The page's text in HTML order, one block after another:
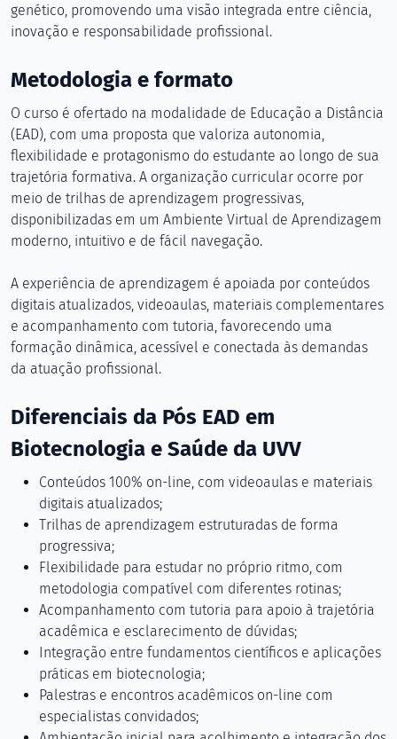
genético, promovendo uma visão integrada entre ciência,
inovação e responsabilidade profissional.
Metodologia e formato
O curso é ofertado na modalidade de Educação a Distância
(EAD), com uma proposta que valoriza autonomia,
flexibilidade e protagonismo do estudante ao longo de sua
trajetória formativa. A organização curricular ocorre por
meio de trilhas de aprendizagem progressivas,
disponibilizadas em um Ambiente Virtual de Aprendizagem
moderno, intuitivo e de fácil navegação.
A experiência de aprendizagem é apoiada por conteúdos
digitais atualizados, videoaulas, materiais complementares
e acompanhamento com tutoria, favorecendo uma
formação dinâmica, acessível e conectada às demandas
da atuação profissional.
Diferenciais da Pós EAD em
Biotecnologia e Saúde da UVV
Conteúdos 100% on-line, com videoaulas e materiais
digitais atualizados;
Trilhas de aprendizagem estruturadas de forma
progressiva;
Flexibilidade para estudar no próprio ritmo, com
metodologia compatível com diferentes rotinas;
Acompanhamento com tutoria para apoio à trajetória
acadêmica e esclarecimento de dúvidas;
Integração entre fundamentos científicos e aplicações
práticas em biotecnologia;
Palestras e encontros acadêmicos on-line com
especialistas convidados;